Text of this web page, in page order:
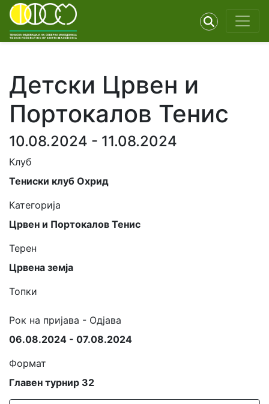
Детски Црвен и
Портокалов Тенис
10.08.2024 - 11.08.2024
Клуб
Тениски клуб Охрид
Категорија
Црвен и Портокалов Тенис
Терен
Црвена земја
Топки
Рок на пријава - Одјава
06.08.2024 - 07.08.2024
Формат
Главен турнир 32